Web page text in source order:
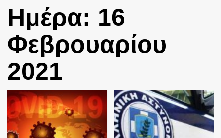
Ημέρα: 16
Φεβρουαρίου
2021